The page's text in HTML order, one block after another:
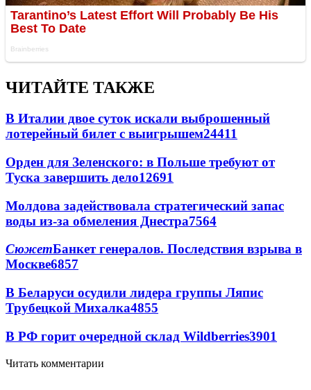
ЧИТАЙТЕ ТАКЖЕ
В Италии двое суток искали выброшенный
лотерейный билет с выигрышем24411
Орден для Зеленского: в Польше требуют от
Туска завершить дело12691
Молдова задействовала стратегический запас
воды из-за обмеления Днестра7564
СюжетБанкет генералов. Последствия взрыва в
Москве6857
В Беларуси осудили лидера группы Ляпис
Трубецкой Михалка4855
В РФ горит очередной склад Wildberries3901
Читать комментарии